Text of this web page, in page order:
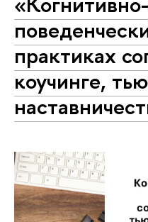
практиках
коучинге,